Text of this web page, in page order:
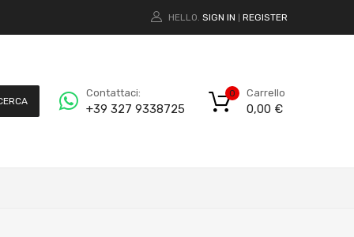
HELLO. SIGN IN REGISTER
Contattaci:
+39 327 9338725
Carrello
0,00 €
0